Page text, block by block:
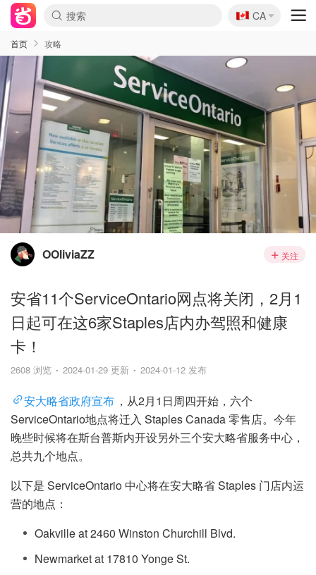
🇨🇦
CA
首页 攻略
OOliviaZZ 关注
安省11个ServiceOntario网点将关闭，2月1
日起可在这6家Staples店内办驾照和健康
卡！
2608 浏览 2024-01-29 更新 2024-01-12 发布
安大略省政府宣布 ，从2月1日周四开始，六个
ServiceOntario地点将迁入 Staples Canada 零售店。今年
晚些时候将在斯台普斯内开设另外三个安大略省服务中心，
总共九个地点。
以下是 ServiceOntario 中心将在安大略省 Staples 门店内运
营的地点：
Oakville at 2460 Winston Churchill Blvd.
Newmarket at 17810 Yonge St.